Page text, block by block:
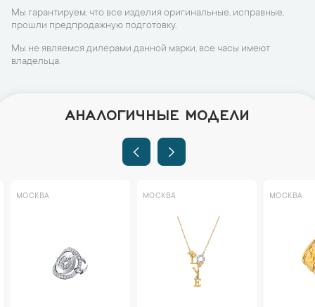
Мы гарантируем, что все изделия оригинальные, исправные,
прошли предпродажную подготовку.
Мы не являемся дилерами данной марки, все часы имеют
владельца.
АНАЛОГИЧНЫЕ МОДЕЛИ
МОСКВА МОСКВА МОСКВА